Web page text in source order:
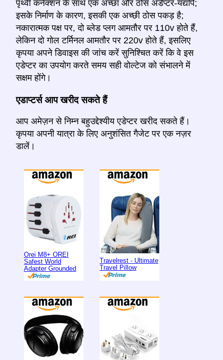
पृथ्वी कनेक्शन के साथ एक अच्छा और ठोस अडैप्टर-यद्यपि;
इसके निर्माण के कारण, इसकी एक अच्छी ठोस पकड़ है;
नकारात्मक पक्ष पर, दो ब्लेड प्लग आमतौर पर 110v होते हैं,
लेकिन दो गोल टर्मिनल आमतौर पर 220v होते हैं, इसलिए
कृपया अपने डिवाइस की जांच करें सुनिश्चित करें कि वे इस
एडेप्टर का उपयोग करते समय सही वोल्टेज को संभालने में
सक्षम होंगे।
एडाप्टर्स आप खरीद सकते हैं
आप अमेज़न से निम्न बहुउद्देश्यीय एडेप्टर खरीद सकते हैं।
कृपया अपनी यात्रा के लिए अनुशंसित गैजेट पर एक नज़र
डालें।
Orei M8+ OREI
Safest World
Adapter Grounded
Travelrest - Ultimate
Travel Pillow